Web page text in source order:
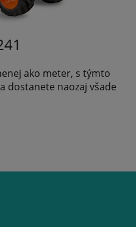
ako meter, s týmto
dostanete naozaj všade